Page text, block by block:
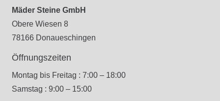
Mäder Steine GmbH
Obere Wiesen 8
78166 Donaueschingen
Öffnungszeiten
Montag bis Freitag : 7:00 – 18:00
Samstag : 9:00 – 15:00